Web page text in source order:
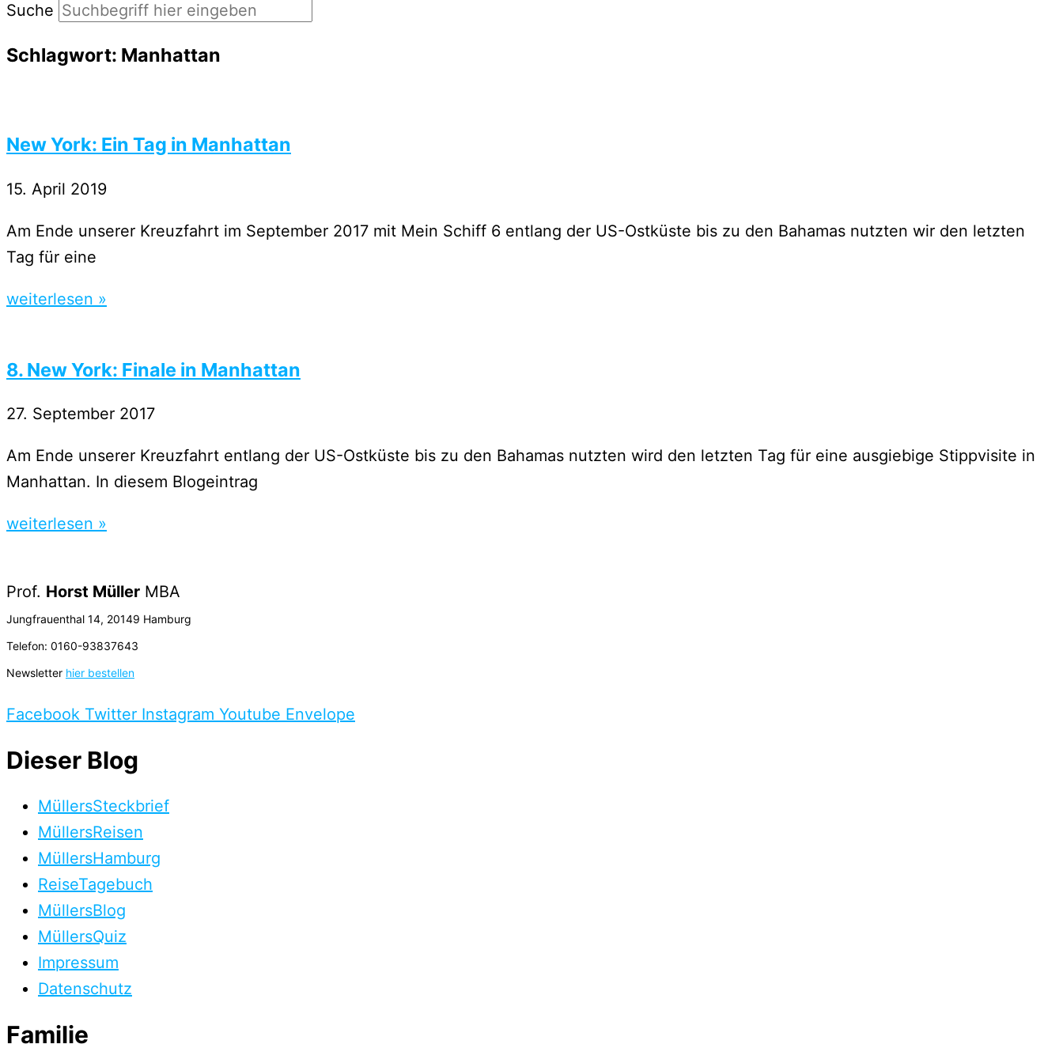
Suche
Schlagwort: Manhattan
New York: Ein Tag in Manhattan
15. April 2019
Am Ende unserer Kreuzfahrt im September 2017 mit Mein Schiff 6 entlang der US-Ostküste bis zu den Bahamas nutzten wir den letzten
Tag für eine
weiterlesen »
8. New York: Finale in Manhattan
27. September 2017
Am Ende unserer Kreuzfahrt entlang der US-Ostküste bis zu den Bahamas nutzten wird den letzten Tag für eine ausgiebige Stippvisite in
Manhattan. In diesem Blogeintrag
weiterlesen »
Prof. Horst Müller MBA
Jungfrauenthal 14, 20149 Hamburg
Telefon: 0160-93837643
Newsletter hier bestellen
Facebook Twitter Instagram Youtube Envelope
Dieser Blog
MüllersSteckbrief
MüllersReisen
MüllersHamburg
ReiseTagebuch
MüllersBlog
MüllersQuiz
Impressum
Datenschutz
Familie